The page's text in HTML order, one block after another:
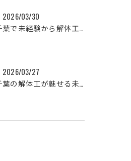
2026/03/30
千葉で未経験から解体工になる道
2026/03/27
千葉の解体工が魅せる未経験高収入